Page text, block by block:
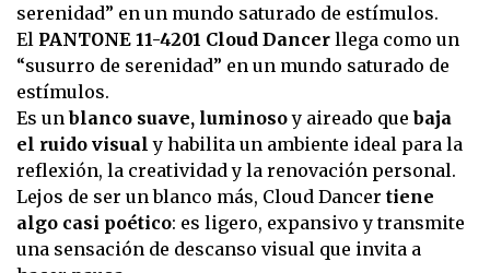
serenidad” en un mundo saturado de estímulos.
El PANTONE 11-4201 Cloud Dancer llega como un
“susurro de serenidad” en un mundo saturado de
estímulos.
Es unblanco suave, luminosoy aireado quebaja
el ruido visualy habilita un ambiente ideal para la
reflexión, la creatividad y la renovación personal.
Lejos de ser un blanco más, Cloud Dancer tiene
algo casi poético: es ligero, expansivo y transmite
una sensación de descanso visual que invita a